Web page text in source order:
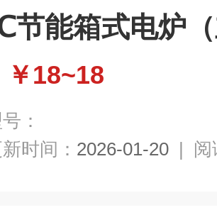
节能箱式电炉
￥18~18
：
时间： 2026-01-20 | 阅